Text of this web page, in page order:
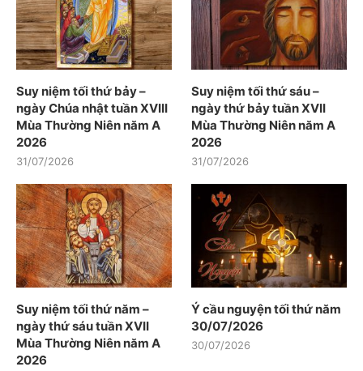
Suy niệm tối thứ bảy –
ngày Chúa nhật tuần XVIII
Mùa Thường Niên năm A
2026
31/07/2026
Suy niệm tối thứ sáu –
ngày thứ bảy tuần XVII
Mùa Thường Niên năm A
2026
31/07/2026
Suy niệm tối thứ năm –
ngày thứ sáu tuần XVII
Mùa Thường Niên năm A
2026
Ý cầu nguyện tối thứ năm
30/07/2026
30/07/2026